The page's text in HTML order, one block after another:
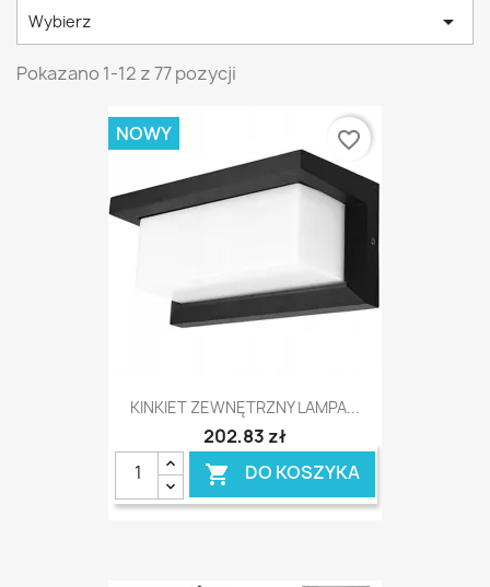
Wybierz 
Pokazano 1-12 z 77 pozycji
KINKIET ZEWNĘTRZNY LAMPA...
202,83 zł
 DO KOSZYKA
NOWY favorite_border